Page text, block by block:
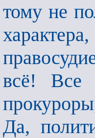
тому не
всё! Все
Да,